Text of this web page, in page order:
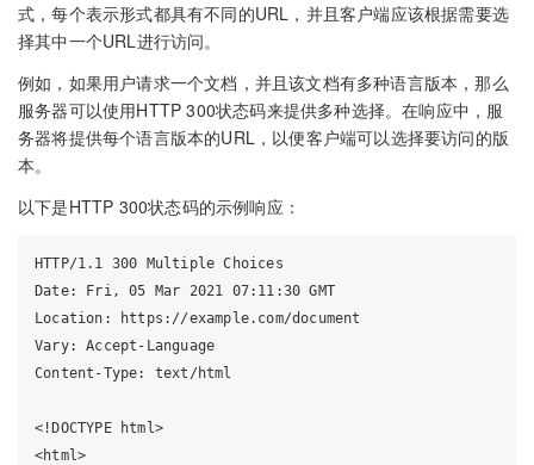
式，每个表示形式都具有不同的URL，并且客户端应该根据需要选
择其中一个URL进行访问。
例如，如果用户请求一个文档，并且该文档有多种语言版本，那么
服务器可以使用HTTP 300状态码来提供多种选择。在响应中，服
务器将提供每个语言版本的URL，以便客户端可以选择要访问的版
本。
以下是HTTP 300状态码的示例响应：
HTTP/1.1 300 Multiple Choices
Date: Fri, 05 Mar 2021 07:11:30 GMT
Location: https://example.com/document
Vary: Accept-Language
Content-Type: text/html
<!DOCTYPE html>
<html>